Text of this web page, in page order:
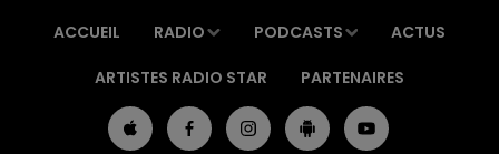
ACCUEIL RADIO PODCASTS ACTUS
ARTISTES RADIO STAR PARTENAIRES